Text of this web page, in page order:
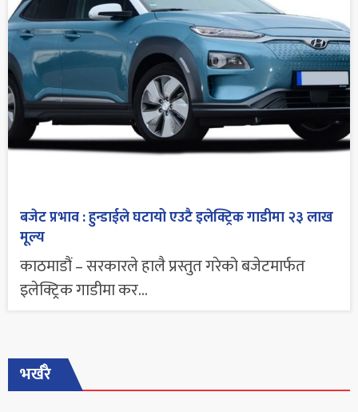
बजेट प्रभाव : हुन्डाईले घटायो एउटै इलेक्ट्रिक गाडीमा २३ लाख
मूल्य
काठमाडौं – सरकारले हालै प्रस्तुत गरेको बजेटमार्फत
इलेक्ट्रिक गाडीमा कर...
भर्खरै